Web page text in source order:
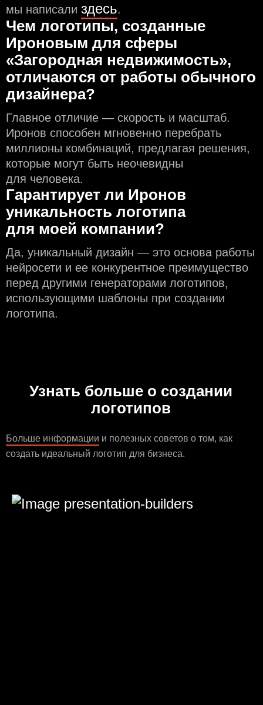
мы написали здесь.
Чем логотипы, созданные
Ироновым для сферы
«Загородная недвижимость»,
отличаются от работы обычного
дизайнера?
Главное отличие — скорость и масштаб.
Иронов способен мгновенно перебрать
миллионы комбинаций, предлагая решения,
которые могут быть неочевидны
для человека.
Гарантирует ли Иронов
уникальность логотипа
для моей компании?
Да, уникальный дизайн — это основа работы
нейросети и еe конкурентное преимущество
перед другими генераторами логотипов,
использующими шаблоны при создании
логотипа.
Узнать больше о создании
логотипов
Больше информации и полезных советов о том, как
создать идеальный логотип для бизнеса.